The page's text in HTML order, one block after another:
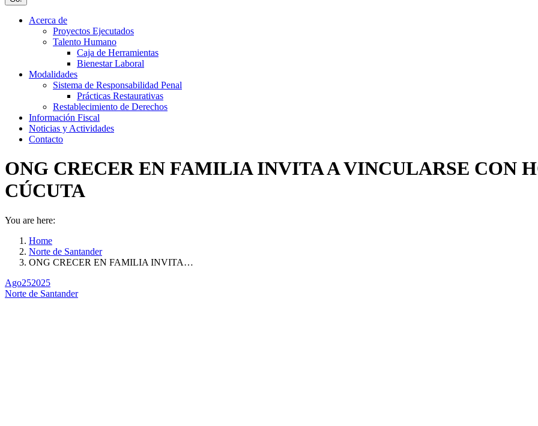
Acerca de
Proyectos Ejecutados
Talento Humano
Caja de Herramientas
Bienestar Laboral
Modalidades
Sistema de Responsabilidad Penal
Prácticas Restaurativas
Restablecimiento de Derechos
Información Fiscal
Noticias y Actividades
Contacto
ONG CRECER EN FAMILIA INVITA A VINCULARSE CON
CÚCUTA
You are here:
Home
Norte de Santander
ONG CRECER EN FAMILIA INVITA…
Ago252025
Norte de Santander